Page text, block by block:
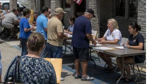
hiện trên mặt đường sau động đất tại
Nhật Bản ngày 1/1/2024. (Ảnh:
Kyodo/TTXVN)